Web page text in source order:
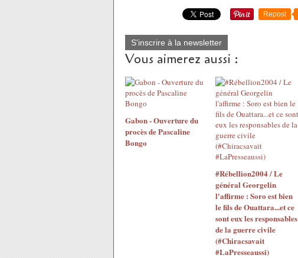
Repost
S'inscrire à la newsletter
Vous aimerez aussi :
Gabon - Ouverture du
procès de Pascaline
Bongo
#Rébellion2004 / Le
général Georgelin
l'affirme : Soro est bien
le fils de Ouattara...et ce
sont eux les responsables
de la guerre civile
(#Chiracsavait
#LaPresseaussi)